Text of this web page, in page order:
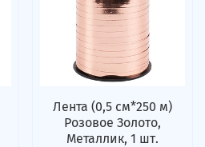
Лента (0,5 см*250 м)
Розовое Золото,
Металлик, 1 шт.